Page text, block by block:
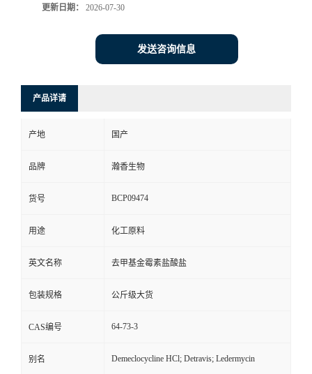
更新日期： 2026-07-30
发送咨询信息
产品详请
产地 国产
品牌 瀚香生物
货号 BCP09474
用途 化工原料
英文名称 去甲基金霉素盐酸盐
包装规格 公斤级大货
CAS编号 64-73-3
别名 Demeclocycline HCl; Detravis; Ledermycin